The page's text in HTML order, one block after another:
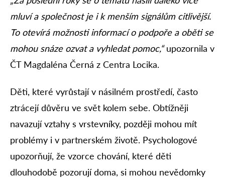
mluví a společnost je i k menším signálům citlivější.
To otevírá možnosti informací o podpoře a oběti se
mohou snáze ozvat a vyhledat pomoc,“upozornila v
ČT Magdaléna Černá z Centra Locika.
Děti, které vyrůstají v násilném prostředí, často
ztrácejí důvěru ve svět kolem sebe. Obtížněji
navazují vztahy s vrstevníky, později mohou mít
problémy i v partnerském životě. Psychologové
upozorňují, že vzorce chování, které děti
dlouhodobě pozorují doma, si mohou nevědomky